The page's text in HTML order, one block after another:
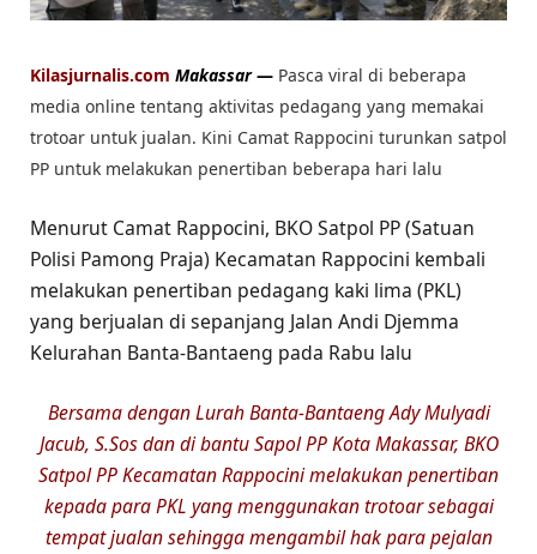
Kilasjurnalis.com Makassar— Pasca viral di beberapa
media online tentang aktivitas pedagang yang memakai
trotoar untuk jualan. Kini Camat Rappocini turunkan satpol
PP untuk melakukan penertiban beberapa hari lalu
Menurut Camat Rappocini, BKO Satpol PP (Satuan
Polisi Pamong Praja) Kecamatan Rappocini kembali
melakukan penertiban pedagang kaki lima (PKL)
yang berjualan di sepanjang Jalan Andi Djemma
Kelurahan Banta-Bantaeng pada Rabu lalu
Bersama dengan Lurah Banta-Bantaeng Ady Mulyadi
Jacub, S.Sos dan di bantu Sapol PP Kota Makassar, BKO
Satpol PP Kecamatan Rappocini melakukan penertiban
kepada para PKL yang menggunakan trotoar sebagai
tempat jualan sehingga mengambil hak para pejalan